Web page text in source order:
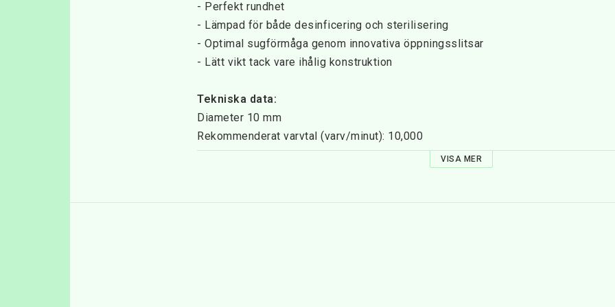
- Perfekt rundhet
- Lämpad för både desinficering och sterilisering
- Optimal sugförmåga genom innovativa öppningsslitsar
- Lätt vikt tack vare ihålig konstruktion
Tekniska data:
Diameter 10 mm
Rekommenderat varvtal (varv/minut): 10,000
Kornstorlek: Megagrov
VISA MER